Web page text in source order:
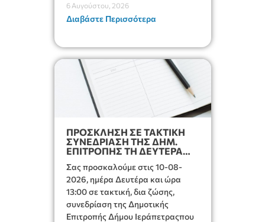
Ιωάννη Ορφανό
6 Αυγούστου, 2026
Διαβάστε Περισσότερα
ΠΡΟΣΚΛΗΣΗ ΣΕ ΤΑΚΤΙΚΗ
ΣΥΝΕΔΡΙΑΣΗ ΤΗΣ ΔΗΜ.
ΕΠΙΤΡΟΠΗΣ ΤΗ ΔΕΥΤΕΡΑ
Σας προσκαλούμε στις 10-08-
2026, ημέρα Δευτέρα και ώρα
13:00 σε τακτική, δια ζώσης,
συνεδρίαση της Δημοτικής
Επιτροπής Δήμου Ιεράπετραςπου